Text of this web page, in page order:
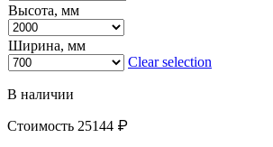
Высота, мм
Ширина, мм
Clear selection
В наличии
Стоимость 25144 ₽